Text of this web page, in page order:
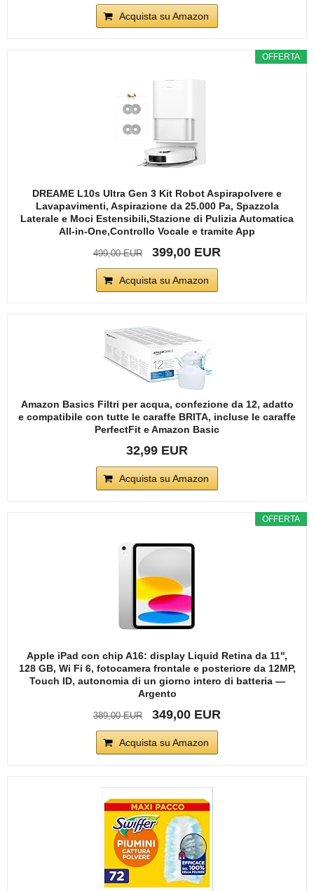
Acquista su Amazon
OFFERTA
DREAME L10s Ultra Gen 3 Kit Robot Aspirapolvere e
Lavapavimenti, Aspirazione da 25.000 Pa, Spazzola
Laterale e Moci Estensibili,Stazione di Pulizia Automatica
All-in-One,Controllo Vocale e tramite App
499,00 EUR 399,00 EUR
Acquista su Amazon
Amazon Basics Filtri per acqua, confezione da 12, adatto
e compatibile con tutte le caraffe BRITA, incluse le caraffe
PerfectFit e Amazon Basic
32,99 EUR
Acquista su Amazon
OFFERTA
Apple iPad con chip A16: display Liquid Retina da 11'',
128 GB, Wi Fi 6, fotocamera frontale e posteriore da 12MP,
Touch ID, autonomia di un giorno intero di batteria —
Argento
389,00 EUR 349,00 EUR
Acquista su Amazon